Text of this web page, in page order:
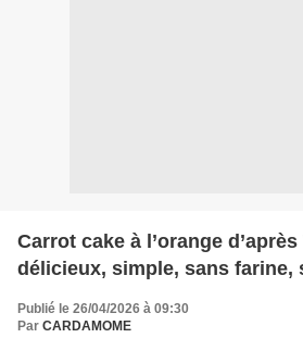
Carrot cake à l’orange d’après
délicieux, simple, sans farine,
Publié le 26/04/2026 à 09:30
Par CARDAMOME